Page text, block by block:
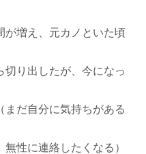
が増え、元カノといた頃
切り出したが、今になっ
（まだ自分に気持ちがある
無性に連絡したくなる）